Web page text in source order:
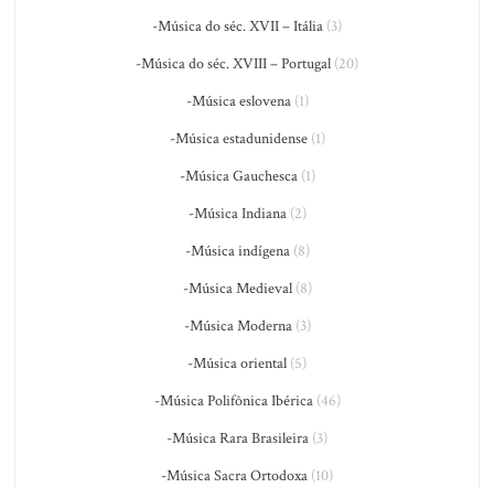
-Música do séc. XVII – Itália (3)
-Música do séc. XVIII – Portugal (20)
-Música eslovena(1)
-Música estadunidense(1)
-Música Gauchesca(1)
-Música Indiana(2)
-Música indígena(8)
-Música Medieval(8)
-Música Moderna(3)
-Música oriental (5)
-Música Polifônica Ibérica(46)
-Música Rara Brasileira (3)
-Música Sacra Ortodoxa (10)